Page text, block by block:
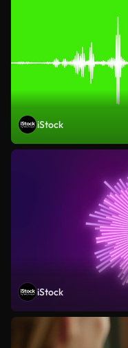
iStock
iStock